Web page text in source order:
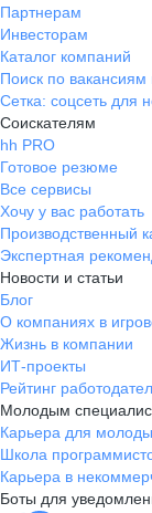
Партнерам
Инвесторам
Каталог компаний
Поиск по вакансиям
Сетка: соцсеть для
Соискателям
hh PRO
Готовое резюме
Все сервисы
Хочу у вас работать
Производственный
Экспертная
Новости и статьи
Блог
О компаниях в
Жизнь в компании
ИТ-проекты
Рейтинг
Молодым
Карьера для
Школа
Карьера в
Боты для